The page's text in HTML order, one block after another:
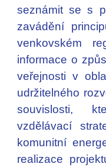
seznámit se s
zavádění
venkovském
informace o
veřejnosti v
udržitelného
souvislosti,
vzdělávací
komunitní
realizace